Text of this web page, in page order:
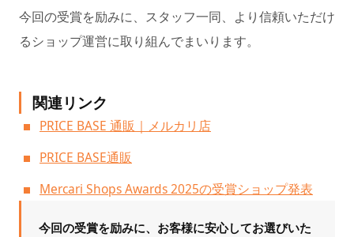
今回の受賞を励みに、スタッフ一同、より信頼いただけ
るショップ運営に取り組んでまいります。
関連リンク
PRICE BASE 通販｜メルカリ店
PRICE BASE通販
Mercari Shops Awards 2025の受賞ショップ発表
今回の受賞を励みに、お客様に安心してお選びいた